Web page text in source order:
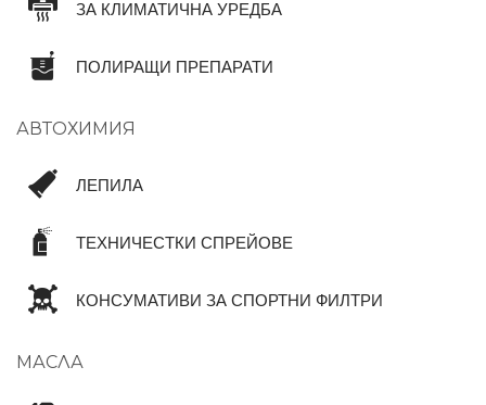
ЗА КЛИМАТИЧНА УРЕДБА
ПОЛИРАЩИ ПРЕПАРАТИ
АВТОХИМИЯ
ЛЕПИЛА
ТЕХНИЧЕСТКИ СПРЕЙОВЕ
КОНСУМАТИВИ ЗА СПОРТНИ ФИЛТРИ
МАСЛА